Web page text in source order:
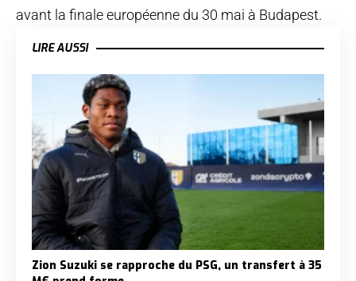
avant la finale européenne du 30 mai à Budapest.
LIRE AUSSI
Zion Suzuki se rapproche du PSG, un transfert à 35